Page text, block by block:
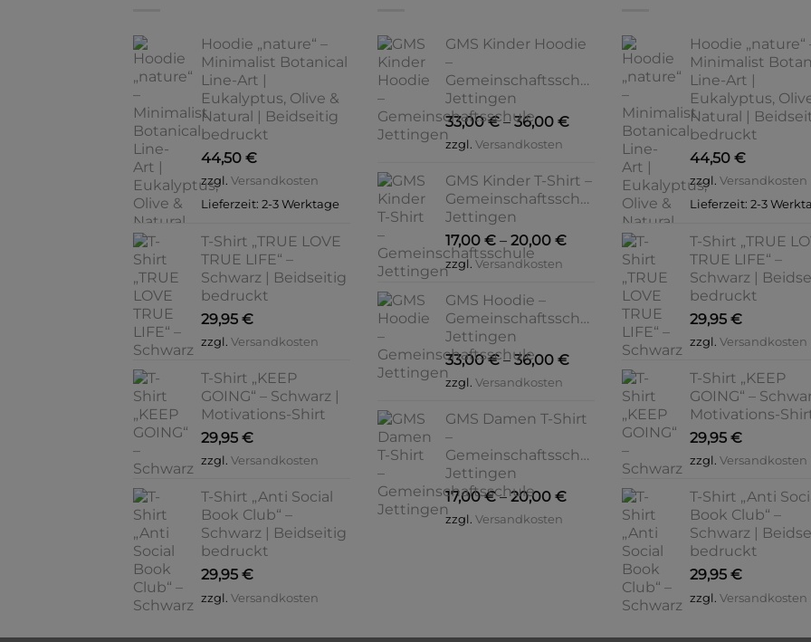
Optionen
können
auf
der
Produktseite
gewählt
werden
Optionen
auf
der
Produktseite
gewählt
Optionen
können
auf
der
Produktseite
gewählt
werden
Hoodie „nature“ –
Minimalist Botanical
Line-Art |
Eukalyptus, Olive &
Natural | Beidseitig
bedruckt
44,50 €
zzgl. Versandkosten
Lieferzeit: 2-3 Werktage
T-Shirt „TRUE LOVE
TRUE LIFE“ –
Schwarz | Beidseitig
bedruckt
29,95 €
zzgl. Versandkosten
T-Shirt „KEEP
GOING“ – Schwarz |
Motivations-Shirt
29,95 €
zzgl. Versandkosten
T-Shirt „Anti Social
Book Club“ –
Schwarz | Beidseitig
bedruckt
29,95 €
zzgl. Versandkosten
GMS Kinder Hoodie
–
Gemeinschaftsschule
Jettingen
33,00€–36,00 €
zzgl. Versandkosten
GMS Kinder T-Shirt –
Gemeinschaftsschule
Jettingen
17,00 € – 20,00 €
zzgl. Versandkosten
GMS Hoodie –
Gemeinschaftsschule
Jettingen
33,00€–36,00 €
zzgl. Versandkosten
GMS Damen T-Shirt
–
Gemeinschaftsschule
Jettingen
17,00€–20,00 €
zzgl. Versandkosten
Hoodie „nature“
Minimalist
Line-Art |
Eukalyptus,
Natural |
bedruckt
44,50 €
zzgl. Versandkosten
Lieferzeit: 2-3
T-Shirt „TRUE
TRUE LIFE“ –
Schwarz |
bedruckt
29,95 €
zzgl. Versandkosten
T-Shirt „KEEP
GOING“ –
Motivations-
29,95 €
zzgl. Versandkosten
T-Shirt „Anti
Book Club“ –
Schwarz |
bedruckt
29,95 €
zzgl. Versandkosten